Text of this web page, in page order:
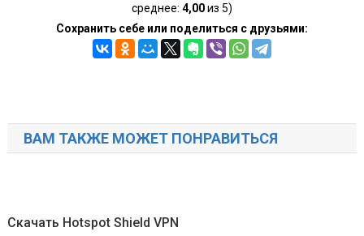
среднее: 4,00из 5)
Сохранить себе или поделиться с друзьями:
ВАМ ТАКЖЕ МОЖЕТ ПОНРАВИТЬСЯ
Скачать Hotspot Shield VPN